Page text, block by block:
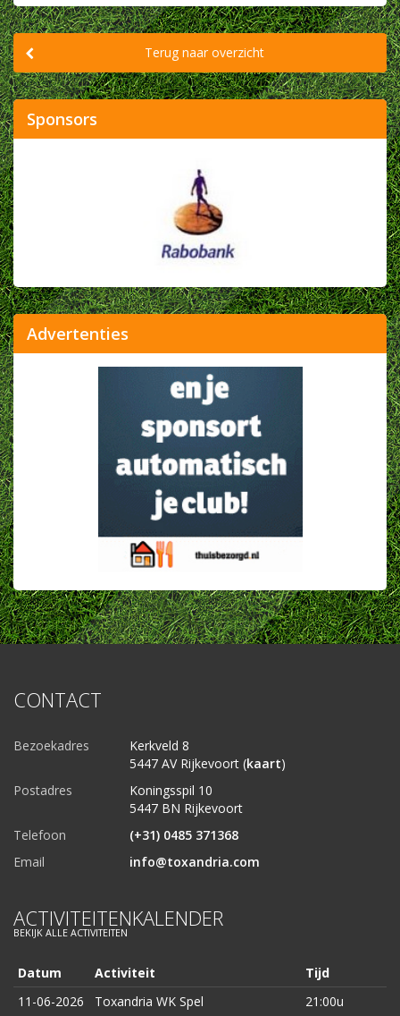
Terug naar overzicht
Sponsors
Advertenties
CONTACT
Bezoekadres
Kerkveld 8
5447 AV Rijkevoort (kaart)
Postadres
Koningsspil 10
5447 BN Rijkevoort
Telefoon
(+31) 0485 371368
Email
info@toxandria.com
ACTIVITEITENKALENDER
BEKIJK ALLE ACTIVITEITEN
Datum Activiteit
Tijd
11-06-2026
Toxandria WK Spel 21:00u